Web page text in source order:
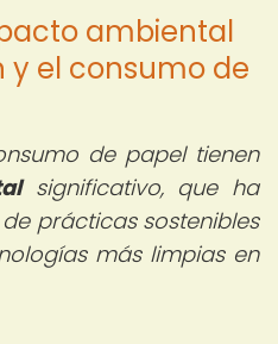
ambiental
el consumo de
de papel tienen
significativo, que ha
prácticas sostenibles
más limpias en